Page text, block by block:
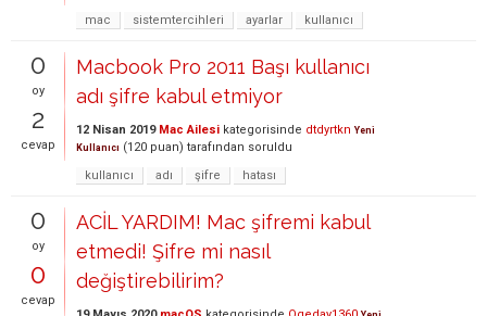
mac
sistemtercihleri ayarlar kullanıcı
0
oy
2
cevap
Macbook Pro 2011 Başı kullanıcı
adı şifre kabul etmiyor
12 Nisan 2019 Mac Ailesi kategorisinde dtdyrtkn Yeni
Kullanıcı (120 puan) tarafından soruldu
kullanıcı
adı şifre hatası
0
oy
0
cevap
ACİL YARDIM! Mac şifremi kabul
etmedi! Şifre mi nasıl
değiştirebilirim?